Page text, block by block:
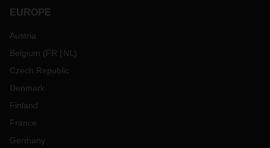
EUROPE
Austria
Belgium (FR NL )
Czech Republic
Denmark
Finland
France
Germany